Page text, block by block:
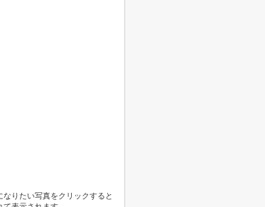
りたい写真をクリックすると